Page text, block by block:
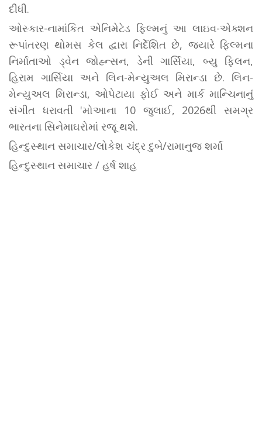
દીધી.
ઓસ્કાર-નામાંકિત એનિમેટેડ ફિલ્મનું આ લાઇવ-એક્શન
રૂપાંતરણ થોમસ કેલ દ્વારા નિર્દેશિત છે, જ્યારે ફિલ્મના
નિર્માતાઓ ડ્વેન જોહ્ન્સન, ડેની ગાર્સિયા, બ્યુ ફ્લિન,
હિરામ ગાર્સિયા અને લિન-મેન્યુઅલ મિરાન્ડા છે. લિન-
મેન્યુઅલ મિરાન્ડા, ઓપેટાયા ફોઈ અને માર્ક માન્ચિનાનું
સંગીત ધરાવતી 'મોઆના 10 જુલાઈ, 2026થી સમગ્ર
ભારતના સિનેમાઘરોમાં રજૂ થશે.
હિન્દુસ્થાન સમાચાર/લોકેશ ચંદ્ર દુબે/રામાનુજ શર્મા
હિન્દુસ્થાન સમાચાર / હર્ષ શાહ